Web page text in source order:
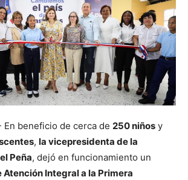
En beneficio de cerca de 250 niños y
, la vicepresidenta de la
Peña, dejó en funcionamiento un
Atención Integral a la Primera